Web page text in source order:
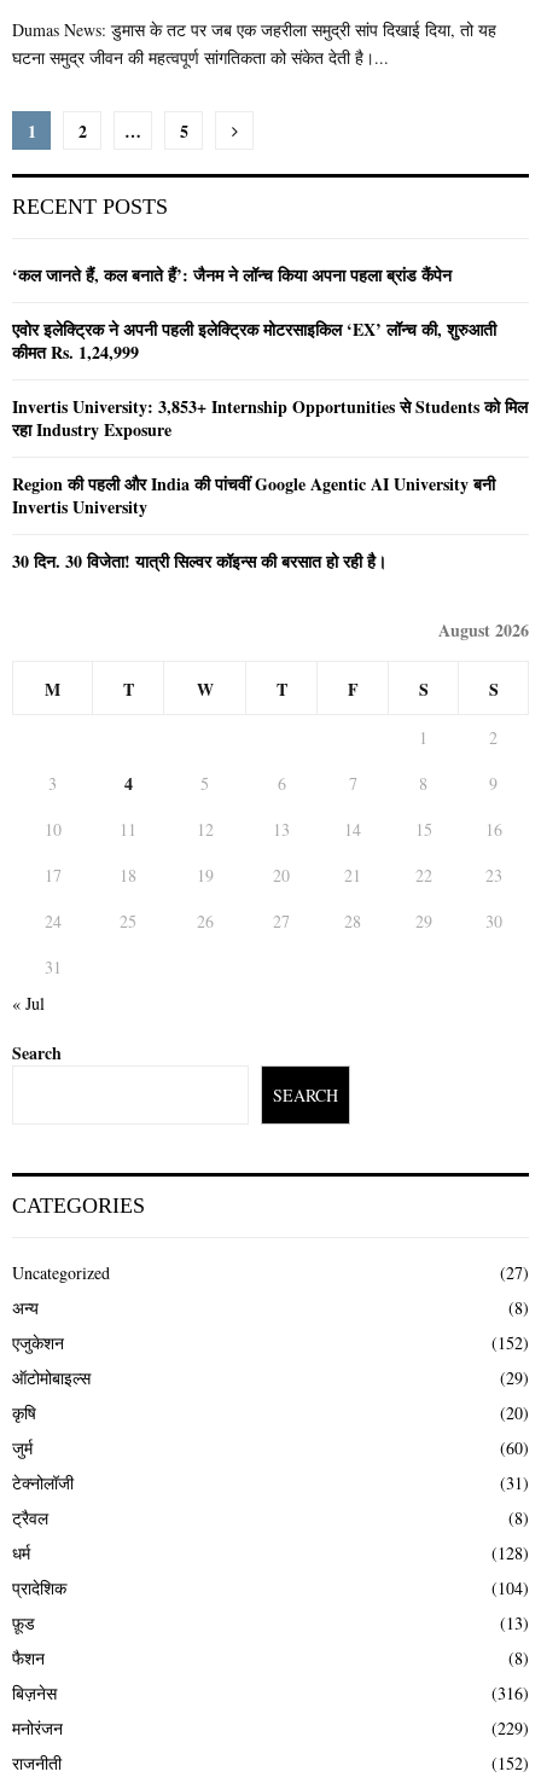
Dumas News: डुमास के तट पर जब एक जहरीला समुद्री सांप दिखाई दिया, तो यह
घटना समुद्र जीवन की महत्वपूर्ण सांगतिकता को संकेत देती है।...
Posts
pagination
1 2 … 5
RECENT POSTS
‘कल जानते हैं, कल बनाते हैं’: जैनम ने लॉन्च किया अपना पहला ब्रांड कैंपेन
एवोर इलेक्ट्रिक ने अपनी पहली इलेक्ट्रिक मोटरसाइकिल ‘EX’ लॉन्च की, शुरुआती
कीमत Rs. 1,24,999
Invertis University: 3,853+ Internship Opportunities से Students को मिल
रहा Industry Exposure
Region की पहली और India की पांचवीं Google Agentic AI University बनी
Invertis University
30 दिन. 30 विजेता! यात्री सिल्वर कॉइन्स की बरसात हो रही है।
August 2026
M T W T F S S
1
2
3
4 5 6 7 8
9
10
11 12 13 14 15
16
17
18 19 20 21 22
23
24
25 26 27 28 29
30
31
« Jul
Search
SEARCH
CATEGORIES
Uncategorized
(27)
अन्य
(8)
एजुकेशन
(152)
ऑटोमोबाइल्स
(29)
कृषि
(20)
जुर्म
(60)
टेक्नोलॉजी
(31)
ट्रैवल
(8)
धर्म
(128)
प्रादेशिक
(104)
फ़ूड
(13)
फैशन
(8)
बिज़नेस
(316)
मनोरंजन
(229)
राजनीती
(152)